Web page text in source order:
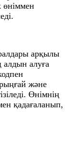
өніммен
арқылы
алдын алуға
және
Өнімнің
қадағаланып,